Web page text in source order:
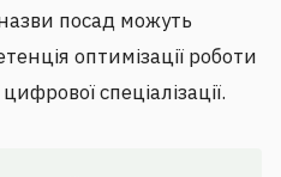
посад можуть
оптимізації роботи
спеціалізації.